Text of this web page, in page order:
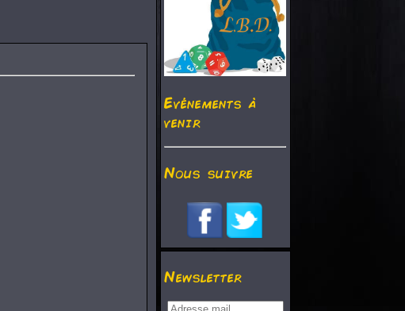
Evénements à
venir
Nous suivre
Newsletter